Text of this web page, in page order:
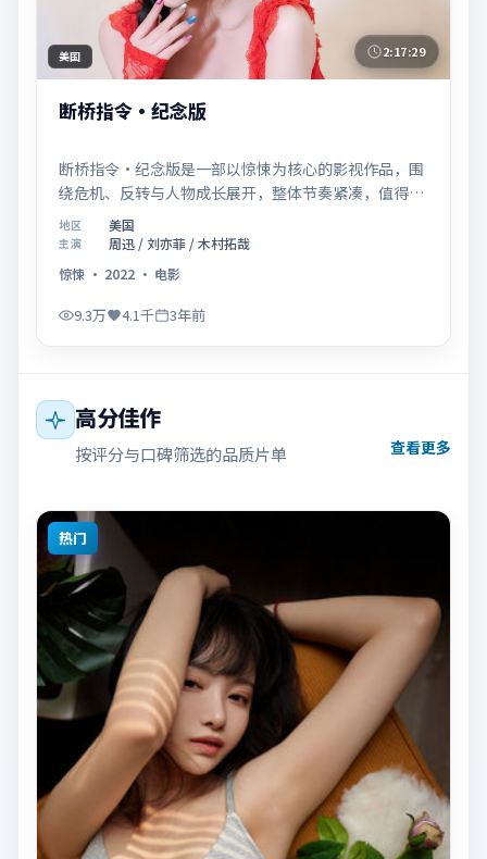
美国 2:17:29
断桥指令·纪念版
断桥指令·纪念版是一部以惊悚为核心的影视作品，围
绕危机、反转与人物成长展开，整体节奏紧凑，值得推
荐观看。
地区 美国
主演
周迅 / 刘亦菲 / 木村拓哉
惊悚 · 2022 · 电影
9.3万 4.1千 3年前
高分佳作
按评分与口碑筛选的品质片单 查看更多
热门